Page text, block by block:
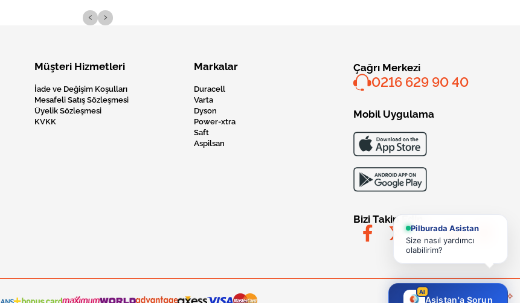
‹ ›
Müşteri Hizmetleri
İade ve Değişim Koşulları
Mesafeli Satış Sözleşmesi
Üyelik Sözleşmesi
KVKK
Markalar
Duracell
Varta
Dyson
Power-xtra
Saft
Aspilsan
Çağrı Merkezi
0216 629 90 40
Mobil Uygulama
Bizi Takip Edin
Pilburada Asistan
Size nasıl yardımcı
olabilirim?
AI
Asistan'a Sorun